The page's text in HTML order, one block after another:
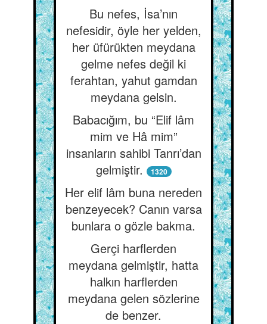
Bu nefes, İsa’nın
nefesidir, öyle her yelden,
her üfürükten meydana
gelme nefes değil ki
ferahtan, yahut gamdan
meydana gelsin.
Babacığım, bu “Elif lâm
mim ve Hâ mim”
insanların sahibi Tanrı’dan
gelmiştir.
1320
Her elif lâm buna nereden
benzeyecek? Canın varsa
bunlara o gözle bakma.
Gerçi harflerden
meydana gelmiştir, hatta
halkın harflerden
meydana gelen sözlerine
de benzer.